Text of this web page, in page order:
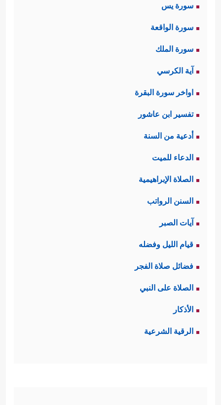
سورة يس
سورة الواقعة
سورة الملك
آية الكرسي
اواخر سورة البقرة
تفسير ابن عاشور
أدعية من السنة
الدعاء للميت
الصلاة الإبراهيمية
السنن الرواتب
آيات الصبر
قيام الليل وفضله
فضائل صلاة الفجر
الصلاة على النبي
الأذكار
الرقية الشرعية